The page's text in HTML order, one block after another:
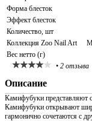
Форма блесток
Эффект блесток
Количество, шт
Коллекция Zoo Nail Art
Вес нетто (г)
• 2 отзыва
Описание
Камифубуки представляют
Камифубуки открывают
гармонично сочетаются с